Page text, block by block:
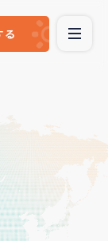
る